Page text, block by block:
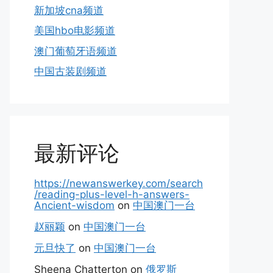
新加坡cna频道
美国hbo电影频道
澳门葡萄牙语频道
中国古装剧频道
最新评论
https://newanswerkey.com/search
/reading-plus-level-h-answers-
Ancient-wisdom on 中国澳门一台
赵丽颖 on 中国澳门一台
元旦快了 on 中国澳门一台
Sheena Chatterton on 俄罗斯